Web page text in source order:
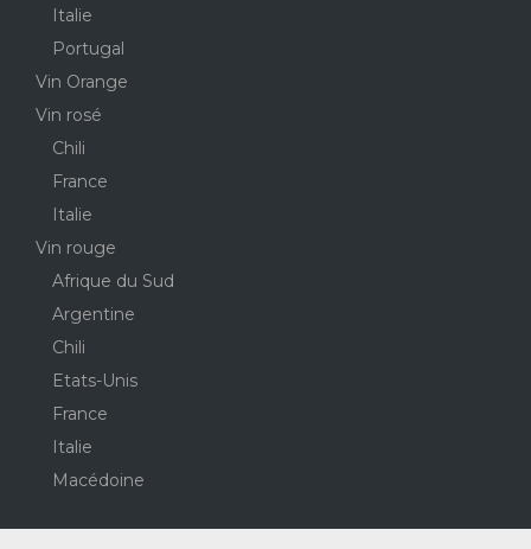
Italie
Portugal
Vin Orange
Vin rosé
Chili
France
Italie
Vin rouge
Afrique du Sud
Argentine
Chili
Etats-Unis
France
Italie
Macédoine